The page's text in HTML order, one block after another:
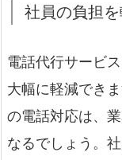
社員の負担
電話代行サービ
大幅に軽減でき
の電話対応は、
なるでしょう。